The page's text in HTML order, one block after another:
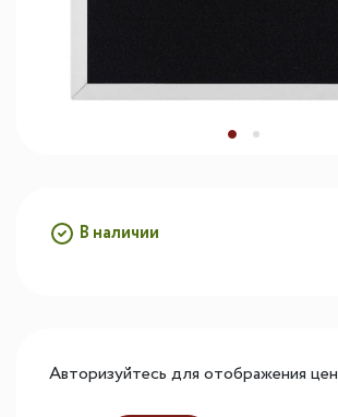
В наличии
Авторизуйтесь для отображения цен